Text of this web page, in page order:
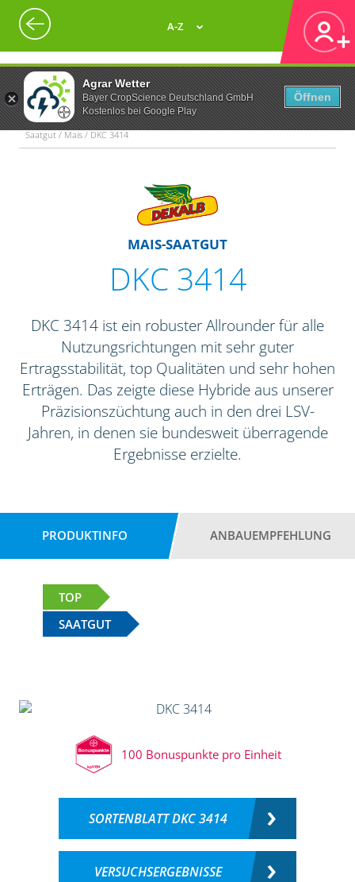
Agrar Wetter
Bayer CropScience Deutschland GmbH
Kostenlos bei Google Play
Öffnen
A-Z
Saatgut / Mais / DKC 3414
MAIS-SAATGUT
DKC 3414
DKC 3414 ist ein robuster Allrounder für alle
Nutzungsrichtungen mit sehr guter
Ertragsstabilität, top Qualitäten und sehr hohen
Erträgen. Das zeigte diese Hybride aus unserer
Präzisionszüchtung auch in den drei LSV-
Jahren, in denen sie bundesweit überragende
Ergebnisse erzielte.
PRODUKTINFO ANBAUEMPFEHLUNG
TOP
SAATGUT
100 Bonuspunkte pro Einheit
SORTENBLATT DKC 3414
VERSUCHSERGEBNISSE